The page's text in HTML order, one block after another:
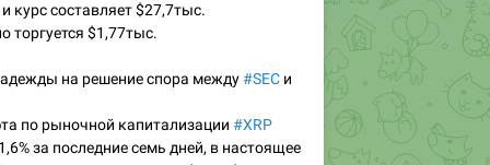
курс составляет $27,7тыс.
торгуется $1,77тыс.
на решение спора между#SEC и
по рыночной капитализации #XRP
за последние семь дней, в настоящее